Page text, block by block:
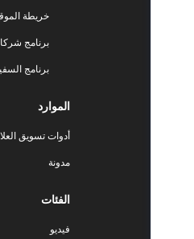
خريطة الموقع
برنامج شركاء
برنامج السفير
أدوات تسويق العلامة التجارية